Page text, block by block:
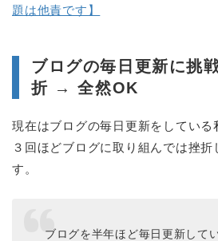
題は他責です】
ブログの毎日更新に挑
折 → 全然OK
現在はブログの毎日更新をしている
３回ほどブログに取り組んでは挫折
す。
ブログを半年ほど毎日更新して